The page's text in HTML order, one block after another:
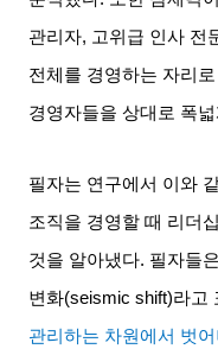
관리자, 고위급 인사 전
전체를 경영하는 자리
경영자들을 상대로 폭
필자는 연구에서 이와
조직을 경영할 때 리더
것을 알아냈다. 필자들
변화(seismic shift)라고
관리하는 차원에서 벗